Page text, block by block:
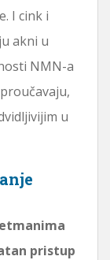
I cink i
akni u
NMN-a
u
pristup